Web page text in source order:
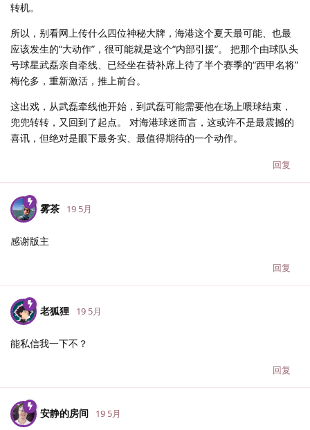
转机。
所以，别看网上传什么四位神秘大牌，海港这个夏天最可能、也最
应该发生的“大动作”，很可能就是这个“内部引援”。 把那个由球队头
号球星武磊亲自牵线、已经坐在替补席上待了半个赛季的“西甲名将”
梅伦多，重新激活，推上前台。
这出戏，从武磊牵线他开始，到武磊可能需要他在场上喂球结束，
兜兜转转，又回到了起点。 对海港球迷而言，这或许不是最震撼的
喜讯，但绝对是眼下最务实、最值得期待的一个动作。
回复
雾茶 19 5月
感谢版主
回复
老狐狸 19 5月
能私信我一下不？
回复
安静的房间 19 5月